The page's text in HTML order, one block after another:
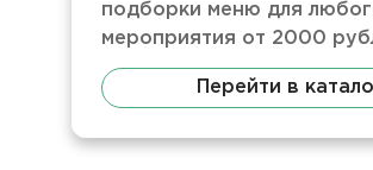
подборки меню для
мероприятия от 2000
Перейти в